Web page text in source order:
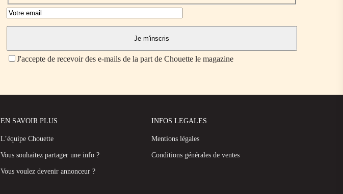
J'accepte de recevoir des e-mails de la part de Chouette le magazine
EN SAVOIR PLUS
L’équipe Chouette
Vous souhaitez partager une info ?
Vous voulez devenir annonceur ?
INFOS LEGALES
Mentions légales
Conditions générales de ventes